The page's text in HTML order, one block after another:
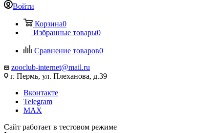
Войти
Корзина0
Избранные товары0
Сравнение товаров0
zooclub-internet@mail.ru
г. Пермь, ул. Плеханова, д.39
Вконтакте
Telegram
MAX
Сайт работает в тестовом режиме